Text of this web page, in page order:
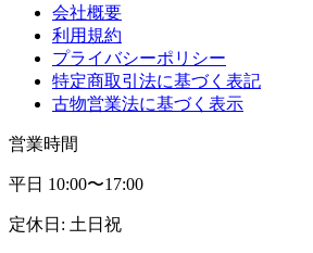
会社概要
利用規約
プライバシーポリシー
特定商取引法に基づく表記
古物営業法に基づく表示
営業時間
平日 10:00〜17:00
定休日: 土日祝